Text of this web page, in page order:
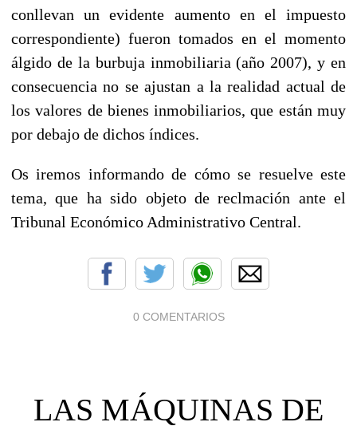
conllevan un evidente aumento en el impuesto
correspondiente) fueron tomados en el momento
álgido de la burbuja inmobiliaria (año 2007), y en
consecuencia no se ajustan a la realidad actual de
los valores de bienes inmobiliarios, que están muy
por debajo de dichos índices.
Os iremos informando de cómo se resuelve este
tema, que ha sido objeto de reclmación ante el
Tribunal Económico Administrativo Central.
0 COMENTARIOS
LAS MÁQUINAS DE